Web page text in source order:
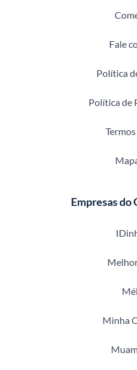
Fale
Política
Política de
Empresas do
Minha